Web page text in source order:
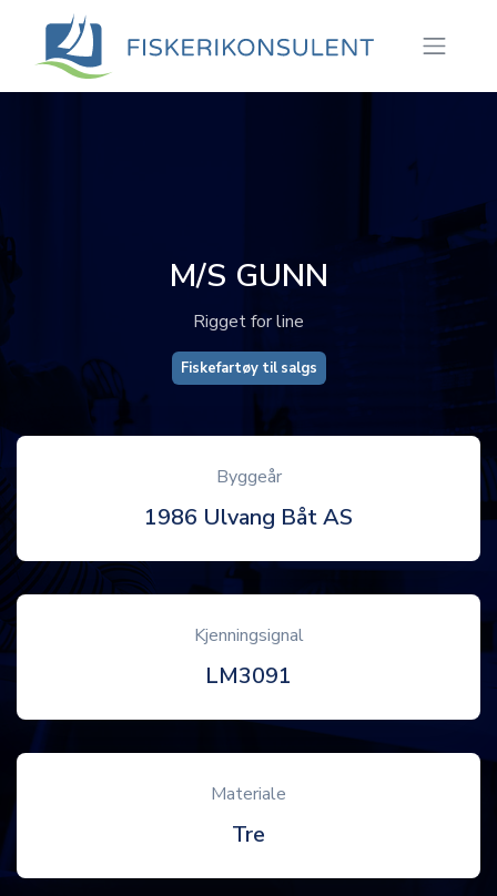
M/S GUNN
Rigget for line
Fiskefartøy til salgs
Byggeår
1986 Ulvang Båt AS
Kjenningsignal
LM3091
Materiale
Tre